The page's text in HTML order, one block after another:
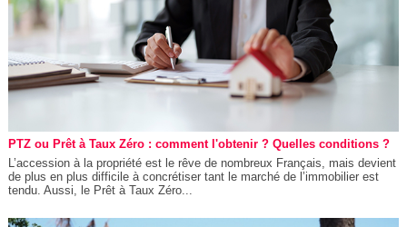
PTZ ou Prêt à Taux Zéro : comment l'obtenir ? Quelles conditions ?
L’accession à la propriété est le rêve de nombreux Français, mais devient
de plus en plus difficile à concrétiser tant le marché de l’immobilier est
tendu. Aussi, le Prêt à Taux Zéro...